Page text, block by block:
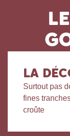
LA
Surtout pas
fines
croûte